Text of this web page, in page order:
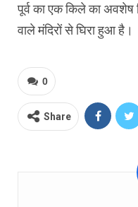
पूर्व का एक किले का अवशेष
वाले मंदिरों से घिरा हुआ है।
0
Share